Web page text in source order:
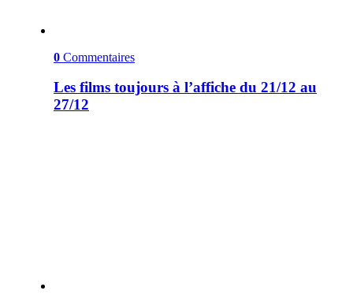
0 Commentaires
Les films toujours à l’affiche du 21/12 au
27/12